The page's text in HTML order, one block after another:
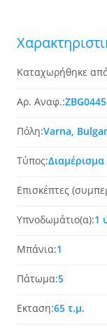
Καταχωρήθηκε
Αρ. Αναφ.:ZBG0445
Πόλη:Varna,
Τύπος:Διαμέρισμα
Επισκέπτες
Υπνοδωμάτιο(α):1
Μπάνια:1
Πάτωμα:5
Εκταση:65 τ.μ.